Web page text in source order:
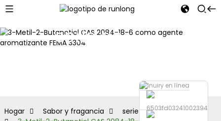
serie de
Hogar Sabor y fragancia
serie de alcohol aldehído